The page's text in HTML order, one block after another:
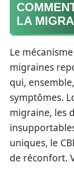
LA
Le
migraines
qui,
symptômes.
migraine, les
uniques, le
de réconfort.